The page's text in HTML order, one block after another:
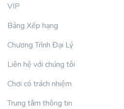
VIP
Bảng Xếp hạng
Chương Trình Đại Lý
Liên hệ với chúng tôi
Chơi có trách nhiệm
Trung tâm thông tin